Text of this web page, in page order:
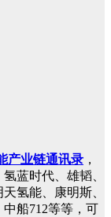
产业链通讯录 ，
蓝时代、雄韬、
氢能、康明斯、
船712等等，可